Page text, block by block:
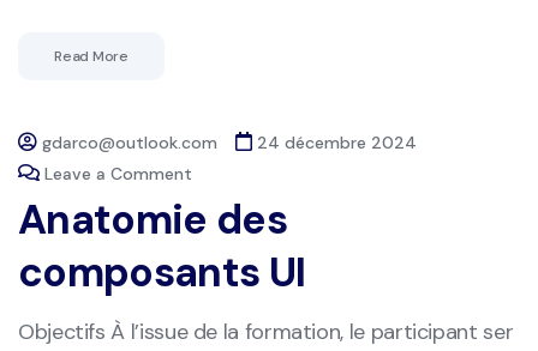
Read More
gdarco@outlook.com
24 décembre 2024
Leave a Comment
Anatomie des
composants UI
Objectifs À l’issue de la formation, le participant ser